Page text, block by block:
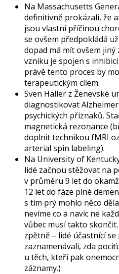
Na Massachusetts
definitivně prokázali, že
jsou vlastní příčinou
se ovšem předpokládá
dopad má mít ovšem jiný
vzniku je spojen s
právě tento proces by
terapeutickým cílem.
Sven Hallerz Ženevské
diagnostikovat
psychických příznaků.
magnetická rezonance
doplnit technikou fMRI
arterial spin labeling).
Na University of
lidé začnou stěžovat na
v průměru 9 let do
12 let do fáze plné
s tím prý mohlo něco
nevíme co a navíc ne
vůbec musí takto
zpětně – lidé účastnící
zaznamenávali, zda
u těch, kteří pak
záznamy.)